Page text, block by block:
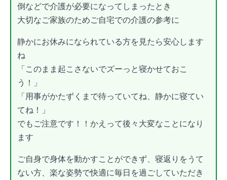
倒などで介護が必要になってしまったとき
大切なご家族のためご自宅での介護の参考に
静かにお休みになられている方を見たら安心します
ね
「このまま起こさないでズーっと寝かせておこ
う！」
「用事がかたずくまで待っていてね、静かに寝てい
てね！」
でもご注意です！！かえって後々大変なことになり
ます
ご自身で身体を動かすことができず、寝返りをうて
ない方、楽な姿勢で快適に毎日を過ごしていただき